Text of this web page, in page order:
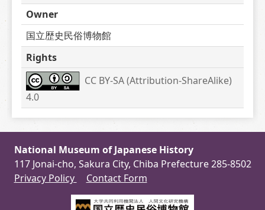
Owner
国立歴史民俗博物館
Rights
CC BY-SA (Attribution-ShareAlike)
4.0
National Museum of Japanese History
117 Jonai-cho, Sakura City, Chiba Prefecture 285-8502
Privacy Policy
Contact Form